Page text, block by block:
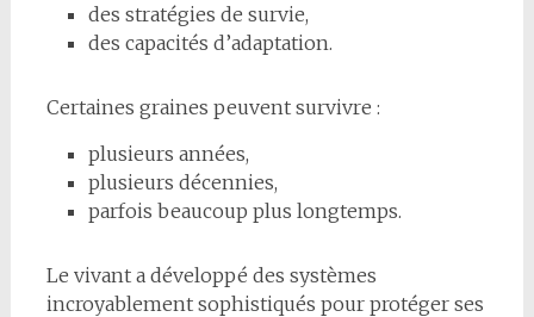
des stratégies de survie,
des capacités d’adaptation.
Certaines graines peuvent survivre :
plusieurs années,
plusieurs décennies,
parfois beaucoup plus longtemps.
Le vivant a développé des systèmes
incroyablement sophistiqués pour protéger ses